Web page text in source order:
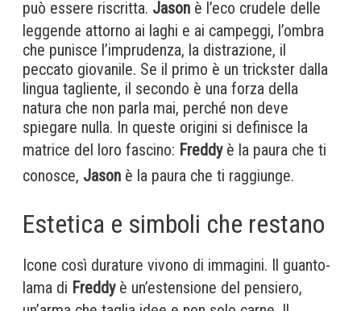
può essere riscritta. Jason è l’eco crudele delle
leggende attorno ai laghi e ai campeggi, l’ombra
che punisce l’imprudenza, la distrazione, il
peccato giovanile. Se il primo è un trickster dalla
lingua tagliente, il secondo è una forza della
natura che non parla mai, perché non deve
spiegare nulla. In queste origini si definisce la
matrice del loro fascino: Freddy è la paura che ti
conosce, Jason è la paura che ti raggiunge.
Estetica e simboli che restano
Icone così durature vivono di immagini. Il guanto-
lama di Freddyè un’estensione del pensiero,